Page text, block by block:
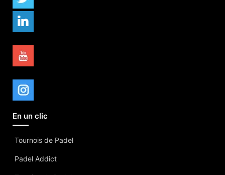
En un clic
Tournois de Padel
Padel Addict